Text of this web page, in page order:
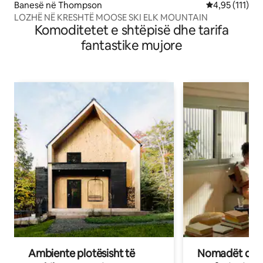
Banesë në Thompson Vlerësimi
4,95 (111)
LOZHË NË KRESHTË MOOSE SKI ELK MOUNTAIN
Komoditetet e shtëpisë dhe tarifa
fantastike mujore
Ambiente plotësisht të
Nomadët